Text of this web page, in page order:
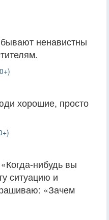
ненавистны
хорошие, просто
нибудь вы
ситуацию и
«Зачем